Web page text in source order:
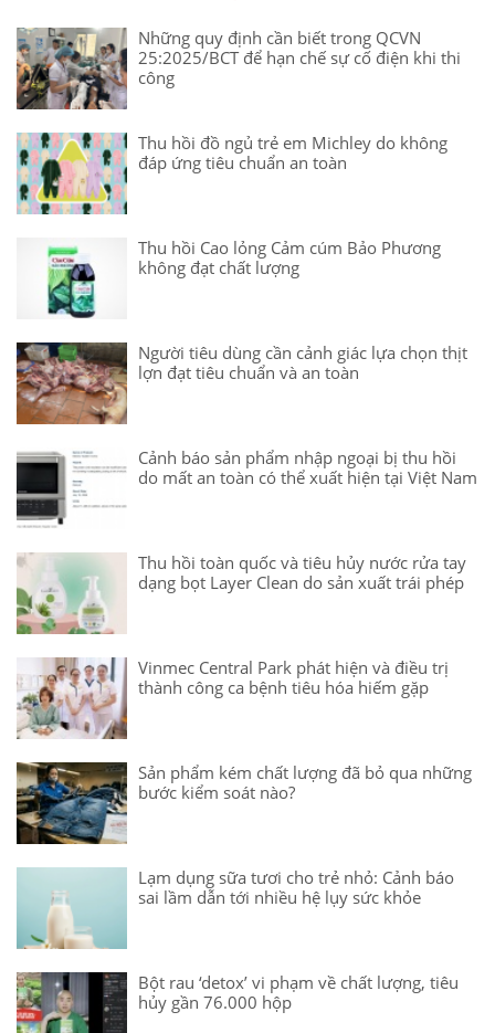
Những quy định cần biết trong QCVN
25:2025/BCT để hạn chế sự cố điện khi thi
công
Thu hồi đồ ngủ trẻ em Michley do không
đáp ứng tiêu chuẩn an toàn
Thu hồi Cao lỏng Cảm cúm Bảo Phương
không đạt chất lượng
Người tiêu dùng cần cảnh giác lựa chọn thịt
lợn đạt tiêu chuẩn và an toàn
Cảnh báo sản phẩm nhập ngoại bị thu hồi
do mất an toàn có thể xuất hiện tại Việt Nam
Thu hồi toàn quốc và tiêu hủy nước rửa tay
dạng bọt Layer Clean do sản xuất trái phép
Vinmec Central Park phát hiện và điều trị
thành công ca bệnh tiêu hóa hiếm gặp
Sản phẩm kém chất lượng đã bỏ qua những
bước kiểm soát nào?
Lạm dụng sữa tươi cho trẻ nhỏ: Cảnh báo
sai lầm dẫn tới nhiều hệ lụy sức khỏe
Bột rau ‘detox’ vi phạm về chất lượng, tiêu
hủy gần 76.000 hộp